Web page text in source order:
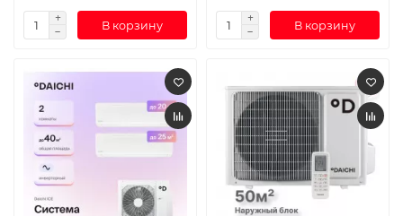
В корзину В корзину